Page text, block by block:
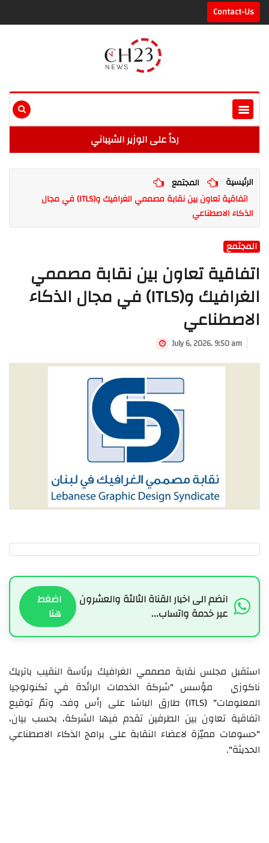
Contact-Us
رداً على الوزير الشيباني
الرئيسية
المجتمع
اتفاقية تعاون بين نقابة مصممي الغرافيك و(ITLS) في مجال
الذكاء الاصطناعي
المجتمع
اتفاقية تعاون بين نقابة مصممي
الغرافيك و(ITLS) في مجال الذكاء
الاصطناعي
July 6, 2026, 9:50 am
انضم الى اخبار القناة الثالثة والعشرون
عبر خدمة واتساب...
اضغط
هنا
استقبل مجلس نقابة مصممي الغرافيك برئاسة النقيب باتريك
ناكوزي مؤسس "شركة الخدمات الرائدة في تكنولوجيا
المعلومات" (ITLS) طارق الباشا على رأس وفد، وتمّ توقيع
اتفاقية تعاون بين الطرفين تقدم فيها الشركة، بحسب بيان،
"حسومات مميّزة لاعضاء النقابة على برامج الذكاء الاصطناعي
الحديثة".